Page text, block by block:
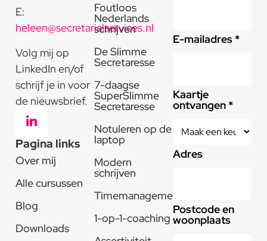
E:
heleen@secretarialservices.nl
Volg mij op
LinkedIn en/of
schrijf je in voor
de nieuwsbrief.
Pagina links
Over mij
Alle cursussen
Blog
Downloads
Foutloos
Nederlands
schrijven
De Slimme
Secretaresse
7-daagse
SuperSlimme
Secretaresse
Notuleren op de
laptop
Modern
schrijven
Timemanagement
1-op-1-coaching
E-mailadres *
Kaartje
ontvangen *
Adres
Postcode en
woonplaats